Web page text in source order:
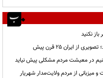
نکنید
کنیم در معیشت مردم مشکلی پیش نیاید